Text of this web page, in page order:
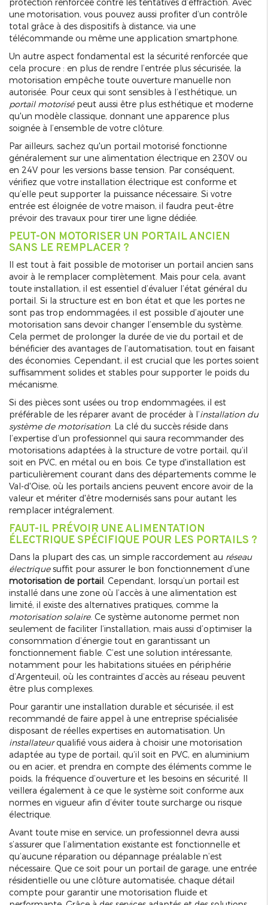
protection renforcée contre les tentatives d’effraction. Avec
une motorisation, vous pouvez aussi profiter d’un contrôle
total grâce à des dispositifs à distance, via une
télécommande ou même une application smartphone.
Un autre aspect fondamental est la sécurité renforcée que
cela procure : en plus de rendre l’entrée plus sécurisée, la
motorisation empêche toute ouverture manuelle non
autorisée. Pour ceux qui sont sensibles à l’esthétique, un
portail motorisépeut aussi être plus esthétique et moderne
qu'un modèle classique, donnant une apparence plus
soignée à l’ensemble de votre clôture.
Par ailleurs, sachez qu'un portail motorisé fonctionne
généralement sur une alimentation électrique en 230V ou
en 24V pour les versions basse tension. Par conséquent,
vérifiez que votre installation électrique est conforme et
qu’elle peut supporter la puissance nécessaire. Si votre
entrée est éloignée de votre maison, il faudra peut-être
prévoir des travaux pour tirer une ligne dédiée.
PEUT-ON MOTORISER UN PORTAIL ANCIEN
SANS LE REMPLACER ?
Il est tout à fait possible de motoriser un portail ancien sans
avoir à le remplacer complètement. Mais pour cela, avant
toute installation, il est essentiel d’évaluer l’état général du
portail. Si la structure est en bon état et que les portes ne
sont pas trop endommagées, il est possible d’ajouter une
motorisation sans devoir changer l’ensemble du système.
Cela permet de prolonger la durée de vie du portail et de
bénéficier des avantages de l’automatisation, tout en faisant
des économies. Cependant, il est crucial que les portes soient
suffisamment solides et stables pour supporter le poids du
mécanisme.
Si des pièces sont usées ou trop endommagées, il est
préférable de les réparer avant de procéder à l’installation du
système de motorisation. La clé du succès réside dans
l’expertise d’un professionnel qui saura recommander des
motorisations adaptées à la structure de votre portail, qu’il
soit en PVC, en métal ou en bois. Ce type d'installation est
particulièrement courant dans des départements comme le
Val-d'Oise, où les portails anciens peuvent encore avoir de la
valeur et mériter d'être modernisés sans pour autant les
remplacer intégralement.
FAUT-IL PRÉVOIR UNE ALIMENTATION
ÉLECTRIQUE SPÉCIFIQUE POUR LES PORTAILS ?
Dans la plupart des cas, un simple raccordement au réseau
électriquesuffit pour assurer le bon fonctionnement d’une
motorisation de portail . Cependant, lorsqu’un portail est
installé dans une zone où l’accès à une alimentation est
limité, il existe des alternatives pratiques, comme la
motorisation solaire. Ce système autonome permet non
seulement de faciliter l’installation, mais aussi d’optimiser la
consommation d’énergie tout en garantissant un
fonctionnement fiable. C’est une solution intéressante,
notamment pour les habitations situées en périphérie
d’Argenteuil, où les contraintes d’accès au réseau peuvent
être plus complexes.
Pour garantir une installation durable et sécurisée, il est
recommandé de faire appel à une entreprise spécialisée
disposant de réelles expertises en automatisation. Un
installateurqualifié vous aidera à choisir une motorisation
adaptée au type de portail, qu’il soit en PVC, en aluminium
ou en acier, et prendra en compte des éléments comme le
poids, la fréquence d’ouverture et les besoins en sécurité. Il
veillera également à ce que le système soit conforme aux
normes en vigueur afin d’éviter toute surcharge ou risque
électrique.
Avant toute mise en service, un professionnel devra aussi
s’assurer que l’alimentation existante est fonctionnelle et
qu’aucune réparation ou dépannage préalable n’est
nécessaire. Que ce soit pour un portail de garage, une entrée
résidentielle ou une clôture automatisée, chaque détail
compte pour garantir une motorisation fluide et